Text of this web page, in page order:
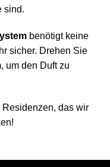
sind.
benötigt keine
sicher. Drehen Sie
um den Duft zu
das wir